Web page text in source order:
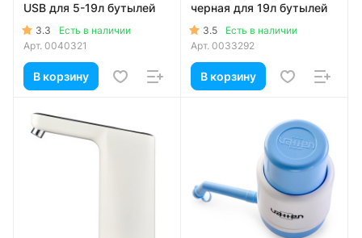
USB для 5-19л бутылей
3.3
Есть в наличии
Арт. 0040321
В корзину
черная для 19л бутылей
3.5
Есть в наличии
Арт. 0033292
В корзину